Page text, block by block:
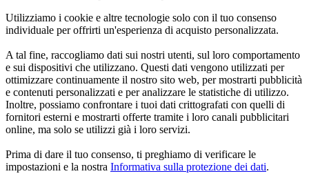
Utilizziamo i cookie e altre tecnologie solo con il tuo consenso
individuale per offrirti un'esperienza di acquisto personalizzata.
A tal fine, raccogliamo dati sui nostri utenti, sul loro comportamento
e sui dispositivi che utilizzano. Questi dati vengono utilizzati per
ottimizzare continuamente il nostro sito web, per mostrarti pubblicità
e contenuti personalizzati e per analizzare le statistiche di utilizzo.
Inoltre, possiamo confrontare i tuoi dati crittografati con quelli di
fornitori esterni e mostrarti offerte tramite i loro canali pubblicitari
online, ma solo se utilizzi già i loro servizi.
Prima di dare il tuo consenso, ti preghiamo di verificare le
impostazioni e la nostra Informativa sulla protezione dei dati.